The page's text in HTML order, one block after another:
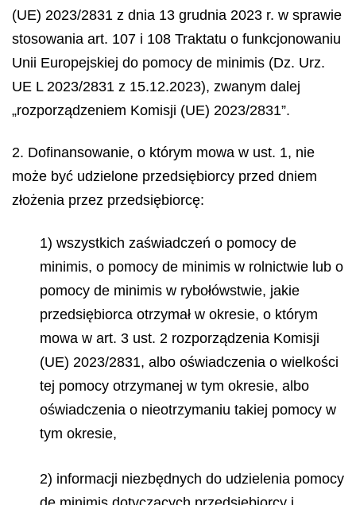
(UE) 2023/2831 z dnia 13 grudnia 2023 r. w sprawie
stosowania art. 107 i 108 Traktatu o funkcjonowaniu
Unii Europejskiej do pomocy de minimis (Dz. Urz.
UE L 2023/2831 z 15.12.2023), zwanym dalej
„rozporządzeniem Komisji (UE) 2023/2831”.
2. Dofinansowanie, o którym mowa w ust. 1, nie
może być udzielone przedsiębiorcy przed dniem
złożenia przez przedsiębiorcę:
1) wszystkich zaświadczeń o pomocy de
minimis, o pomocy de minimis w rolnictwie lub o
pomocy de minimis w rybołówstwie, jakie
przedsiębiorca otrzymał w okresie, o którym
mowa w art. 3 ust. 2 rozporządzenia Komisji
(UE) 2023/2831, albo oświadczenia o wielkości
tej pomocy otrzymanej w tym okresie, albo
oświadczenia o nieotrzymaniu takiej pomocy w
tym okresie,
2) informacji niezbędnych do udzielenia pomocy